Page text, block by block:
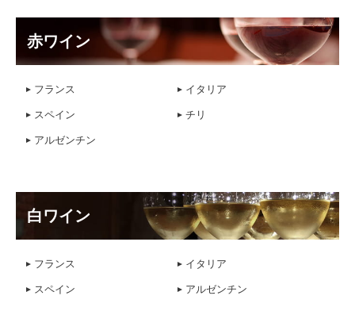
赤ワイン
フランス イタリア
スペイン チリ
アルゼンチン
白ワイン
フランス イタリア
スペイン アルゼンチン